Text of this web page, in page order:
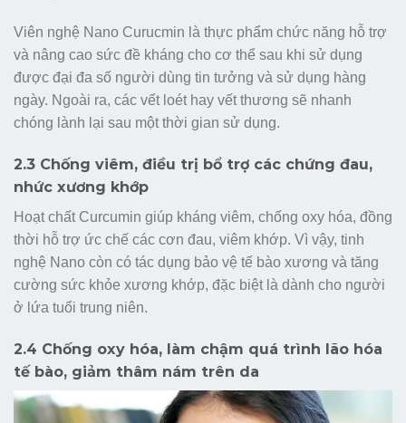
Viên nghệ Nano Curucmin là thực phẩm chức năng hỗ trợ
và nâng cao sức đề kháng cho cơ thể sau khi sử dụng
được đại đa số người dùng tin tưởng và sử dụng hàng
ngày. Ngoài ra, các vết loét hay vết thương sẽ nhanh
chóng lành lại sau một thời gian sử dụng.
2.3 Chống viêm, điều trị bổ trợ các chứng đau,
nhức xương khớp
Hoạt chất Curcumin giúp kháng viêm, chống oxy hóa, đồng
thời hỗ trợ ức chế các cơn đau, viêm khớp. Vì vậy, tinh
nghệ Nano còn có tác dụng bảo vệ tế bào xương và tăng
cường sức khỏe xương khớp, đặc biệt là dành cho người
ở lứa tuổi trung niên.
2.4 Chống oxy hóa, làm chậm quá trình lão hóa
tế bào, giảm thâm nám trên da